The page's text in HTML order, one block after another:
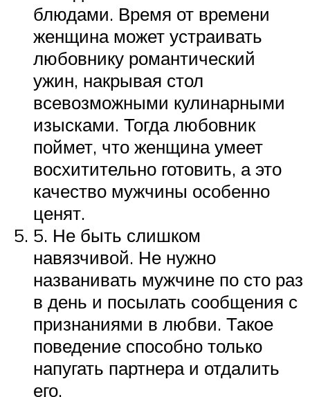
блюдами. Время от времени
женщина может устраивать
любовнику романтический
ужин, накрывая стол
всевозможными кулинарными
изысками. Тогда любовник
поймет, что женщина умеет
восхитительно готовить, а это
качество мужчины особенно
ценят.
5. Не быть слишком
навязчивой. Не нужно
названивать мужчине по сто раз
в день и посылать сообщения с
признаниями в любви. Такое
поведение способно только
напугать партнера и отдалить
его.